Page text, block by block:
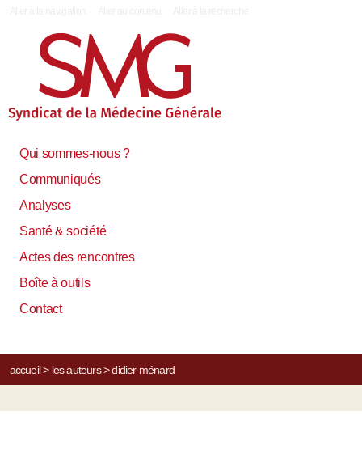
Qui sommes-nous ?
Communiqués
Analyses
Santé & société
Actes des rencontres
Boîte à outils
Contact
accueil> les auteurs> didier ménard